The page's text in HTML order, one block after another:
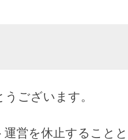
ございます。
営を休止することと